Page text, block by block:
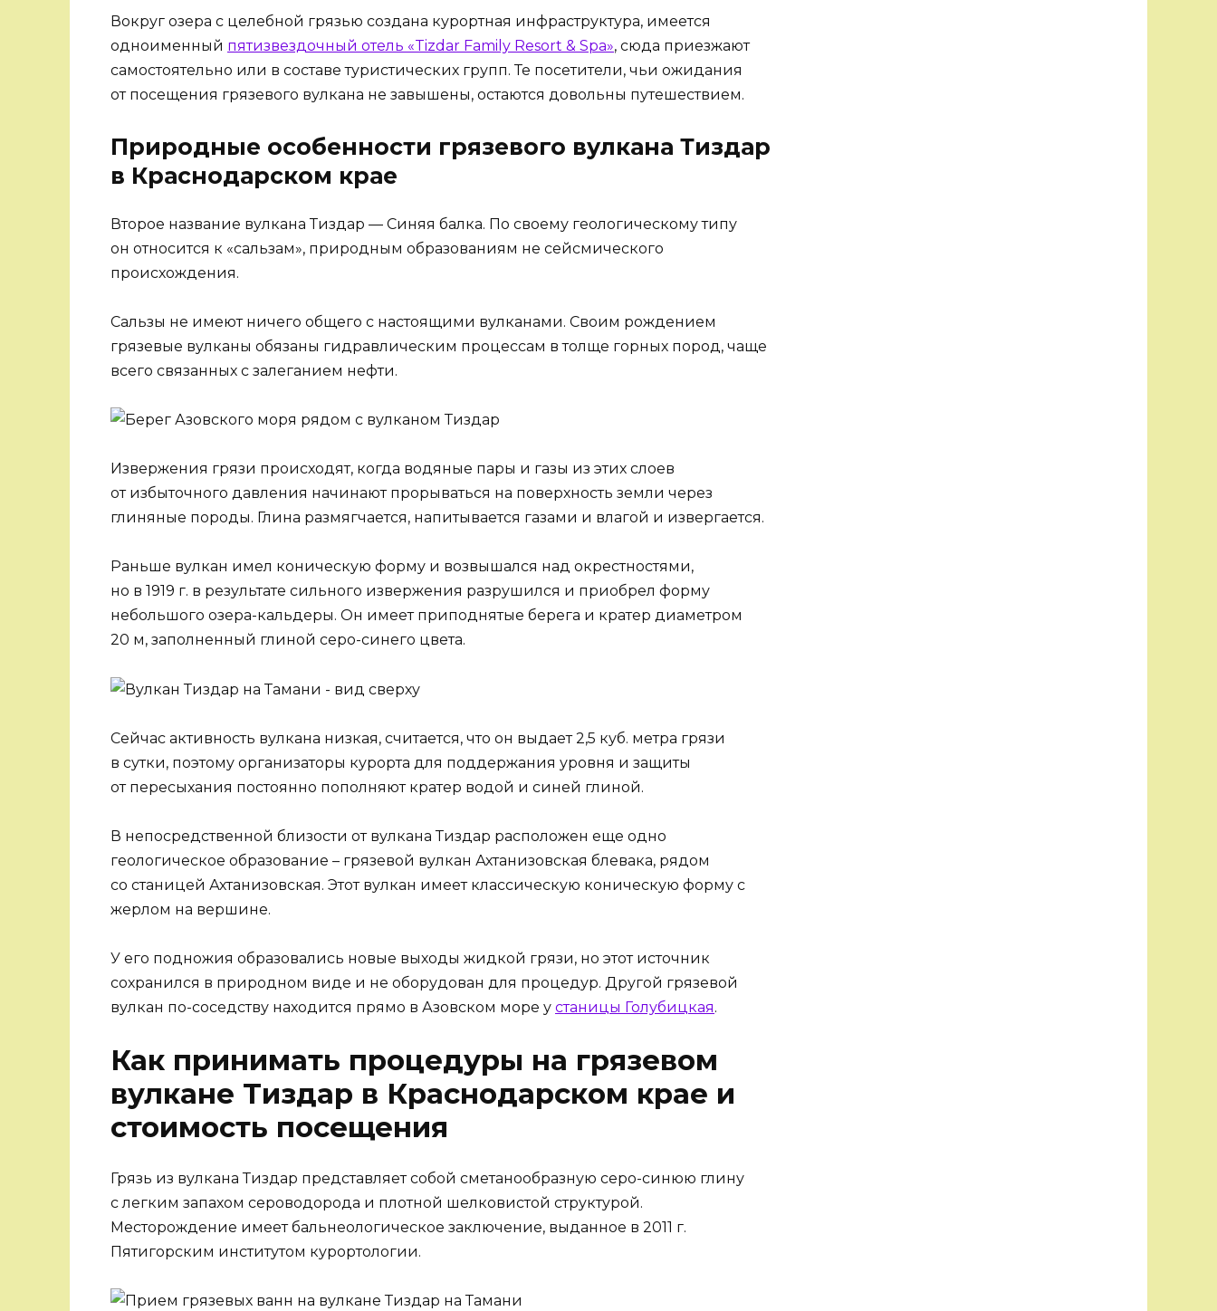
Вокруг озера с целебной грязью создана курортная инфраструктура, имеется
одноименный пятизвездочный отель «Tizdar Family Resort & Spa», сюда приезжают
самостоятельно или в составе туристических групп. Те посетители, чьи ожидания
от посещения грязевого вулкана не завышены, остаются довольны путешествием.
Природные особенности грязевого вулкана Тиздар
в Краснодарском крае
Второе название вулкана Тиздар — Синяя балка. По своему геологическому типу
он относится к «сальзам», природным образованиям не сейсмического
происхождения.
Сальзы не имеют ничего общего с настоящими вулканами. Своим рождением
грязевые вулканы обязаны гидравлическим процессам в толще горных пород, чаще
всего связанных с залеганием нефти.
Извержения грязи происходят, когда водяные пары и газы из этих слоев
от избыточного давления начинают прорываться на поверхность земли через
глиняные породы. Глина размягчается, напитывается газами и влагой и извергается.
Раньше вулкан имел коническую форму и возвышался над окрестностями,
но в 1919 г. в результате сильного извержения разрушился и приобрел форму
небольшого озера-кальдеры. Он имеет приподнятые берега и кратер диаметром
20 м, заполненный глиной серо-синего цвета.
Сейчас активность вулкана низкая, считается, что он выдает 2,5 куб. метра грязи
в сутки, поэтому организаторы курорта для поддержания уровня и защиты
от пересыхания постоянно пополняют кратер водой и синей глиной.
В непосредственной близости от вулкана Тиздар расположен еще одно
геологическое образование – грязевой вулкан Ахтанизовская блевака, рядом
со станицей Ахтанизовская. Этот вулкан имеет классическую коническую форму с
жерлом на вершине.
У его подножия образовались новые выходы жидкой грязи, но этот источник
сохранился в природном виде и не оборудован для процедур. Другой грязевой
вулкан по-соседству находится прямо в Азовском море у станицы Голубицкая.
Как принимать процедуры на грязевом
вулкане Тиздар в Краснодарском крае и
стоимость посещения
Грязь из вулкана Тиздар представляет собой сметанообразную серо-синюю глину
с легким запахом сероводорода и плотной шелковистой структурой.
Месторождение имеет бальнеологическое заключение, выданное в 2011 г.
Пятигорским институтом курортологии.